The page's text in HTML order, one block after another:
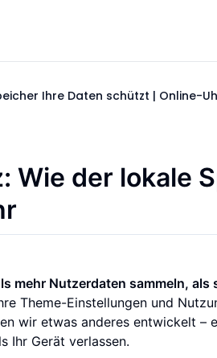
Ihre Daten schützt | Online-
Wie der lokale
mehr Nutzerdaten sammeln, als
Theme-Einstellungen und
wir etwas anderes entwickelt –
Ihr Gerät verlassen.